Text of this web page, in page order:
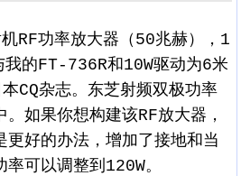
RF功率放大器（50兆赫），1
我的FT-736R和10W驱动为6米
CQ杂志。东芝射频双极功率
如果你想构建该RF放大器，
更好的办法，增加了接地和当
可以调整到120W。